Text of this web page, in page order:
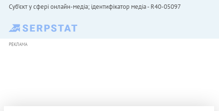
Cуб'єкт у сфері онлайн-медіа; ідентифікатор медіа - R40-05097
РЕКЛАМА